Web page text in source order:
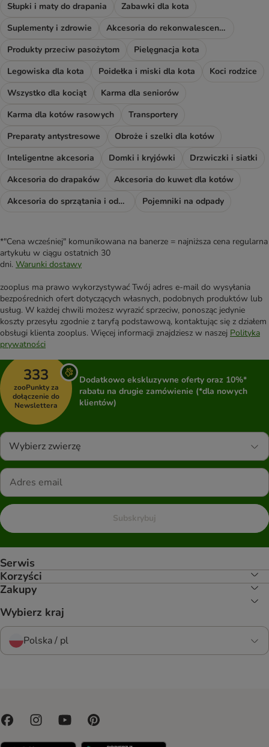
Słupki i maty do drapania
Zabawki dla kota
Suplementy i zdrowie
Akcesoria do rekonwalescencji
Produkty przeciw pasożytom
Pielęgnacja kota
Legowiska dla kota
Poidełka i miski dla kota
Koci rodzice
Wszystko dla kociąt
Karma dla seniorów
Karma dla kotów rasowych
Transportery
Preparaty antystresowe
Obroże i szelki dla kotów
Inteligentne akcesoria
Domki i kryjówki
Drzwiczki i siatki
Akcesoria do drapaków
Akcesoria do kuwet dla kotów
Akcesoria do sprzątania i odświeżacze
Pojemniki na odpady
*"Cena wcześniej" komunikowana na banerze = najniższa cena regularna
artykułu w ciągu ostatnich 30
dni. Warunki dostawy
zooplus ma prawo wykorzystywać Twój adres e-mail do wysyłania
bezpośrednich ofert dotyczących własnych, podobnych produktów lub
usług. W każdej chwili możesz wyrazić sprzeciw, ponosząc jedynie
koszty przesyłu zgodnie z taryfą podstawową, kontaktując się z działem
obsługi klienta zooplus. Więcej informacji znajdziesz w naszej Polityka
prywatności
333
zooPunkty za
dołączenie do
Newslettera
Dodatkowo ekskluzywne oferty oraz 10%*
rabatu na drugie zamówienie (*dla nowych
klientów)
Wybierz zwierzę
Subskrybuj
Serwis
Korzyści
Zakupy
Wybierz kraj
Polska / pl